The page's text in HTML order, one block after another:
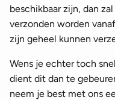
beschikbaar zijn, dan
verzonden worden
zijn geheel kunnen
Wens je echter toch
dient dit dan te
neem je best met ons